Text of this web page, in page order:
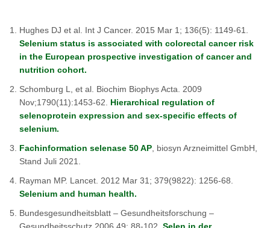
Hughes DJ et al. Int J Cancer. 2015 Mar 1; 136(5): 1149-61.
Selenium status is associated with colorectal cancer risk
in the European prospective investigation of cancer and
nutrition cohort.
Schomburg L, et al. Biochim Biophys Acta. 2009
Nov;1790(11):1453-62. Hierarchical regulation of
selenoprotein expression and sex-specific effects of
selenium.
Fachinformation selenase 50 AP , biosyn Arzneimittel GmbH,
Stand Juli 2021.
Rayman MP. Lancet. 2012 Mar 31; 379(9822): 1256-68.
Selenium and human health.
Bundesgesundheitsblatt – Gesundheitsforschung –
Gesundheitsschutz 2006.49: 88-102. Selen in der